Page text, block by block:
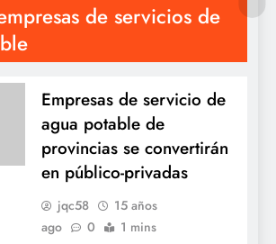
de servicios de
Empresas de servicio de
agua potable de
provincias se convertirán
en público-privadas
jqc58
15 años
ago
0 1 mins